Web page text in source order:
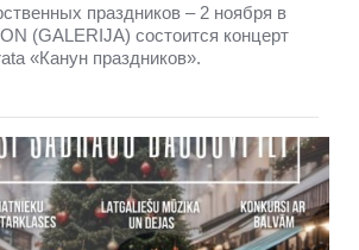
праздников – 2 ноября в
(GALERIJА) состоится концерт
«Канун праздников».